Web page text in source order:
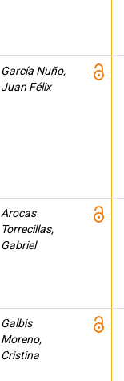
García Nuño,
Juan Félix
Arocas
Torrecillas,
Gabriel
Galbis
Moreno,
Cristina